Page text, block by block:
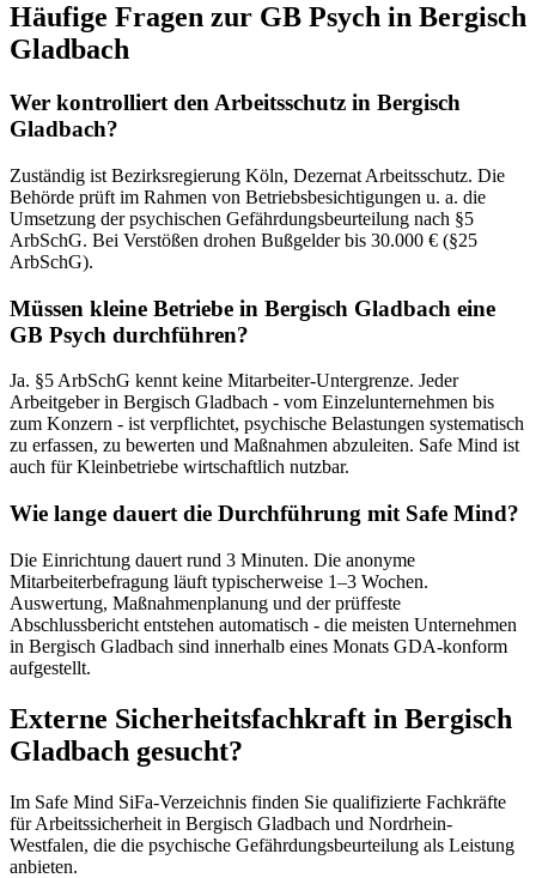
Häufige Fragen zur GB Psych in Bergisch
Gladbach
Wer kontrolliert den Arbeitsschutz in Bergisch
Gladbach?
Zuständig ist Bezirksregierung Köln, Dezernat Arbeitsschutz. Die
Behörde prüft im Rahmen von Betriebsbesichtigungen u. a. die
Umsetzung der psychischen Gefährdungsbeurteilung nach §5
ArbSchG. Bei Verstößen drohen Bußgelder bis 30.000 € (§25
ArbSchG).
Müssen kleine Betriebe in Bergisch Gladbach eine
GB Psych durchführen?
Ja. §5 ArbSchG kennt keine Mitarbeiter-Untergrenze. Jeder
Arbeitgeber in Bergisch Gladbach - vom Einzelunternehmen bis
zum Konzern - ist verpflichtet, psychische Belastungen systematisch
zu erfassen, zu bewerten und Maßnahmen abzuleiten. Safe Mind ist
auch für Kleinbetriebe wirtschaftlich nutzbar.
Wie lange dauert die Durchführung mit Safe Mind?
Die Einrichtung dauert rund 3 Minuten. Die anonyme
Mitarbeiterbefragung läuft typischerweise 1–3 Wochen.
Auswertung, Maßnahmenplanung und der prüffeste
Abschlussbericht entstehen automatisch - die meisten Unternehmen
in Bergisch Gladbach sind innerhalb eines Monats GDA-konform
aufgestellt.
Externe Sicherheitsfachkraft in Bergisch
Gladbach gesucht?
Im Safe Mind SiFa-Verzeichnis finden Sie qualifizierte Fachkräfte
für Arbeitssicherheit in Bergisch Gladbach und Nordrhein-
Westfalen, die die psychische Gefährdungsbeurteilung als Leistung
anbieten.